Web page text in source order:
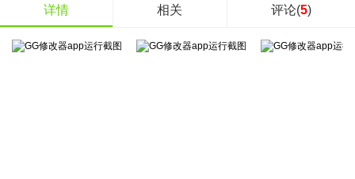
详情 相关 评论(5)